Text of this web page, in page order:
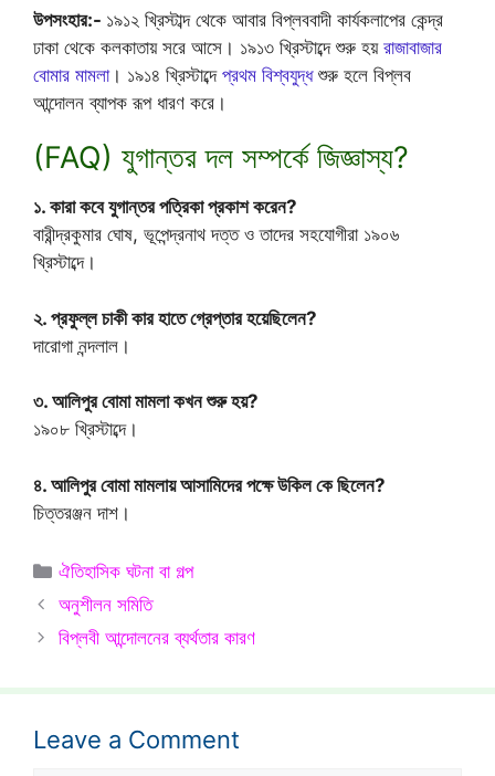
উপসংহার:- ১৯১২ খ্রিস্টাব্দ থেকে আবার বিপ্লববাদী কার্যকলাপের কেন্দ্র
ঢাকা থেকে কলকাতায় সরে আসে। ১৯১৩ খ্রিস্টাব্দে শুরু হয় রাজাবাজার
বোমার মামলা। ১৯১৪ খ্রিস্টাব্দে প্রথম বিশ্বযুদ্ধশুরু হলে বিপ্লব
আন্দোলন ব্যাপক রূপ ধারণ করে।
(FAQ) যুগান্তর দল সম্পর্কে জিজ্ঞাস্য?
১. কারা কবে যুগান্তর পত্রিকা প্রকাশ করেন?
বারীন্দ্রকুমার ঘোষ, ভূপেন্দ্রনাথ দত্ত ও তাদের সহযোগীরা ১৯০৬
খ্রিস্টাব্দে।
২. প্রফুল্ল চাকী কার হাতে গ্রেপ্তার হয়েছিলেন?
দারোগা নন্দলাল।
৩. আলিপুর বোমা মামলা কখন শুরু হয়?
১৯০৮ খ্রিস্টাব্দে।
৪. আলিপুর বোমা মামলায় আসামিদের পক্ষে উকিল কে ছিলেন?
চিত্তরঞ্জন দাশ।
Categories
ঐতিহাসিক ঘটনা বা গল্প
অনুশীলন সমিতি
বিপ্লবী আন্দোলনের ব্যর্থতার কারণ
Leave a Comment